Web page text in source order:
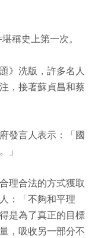
稱史上第一次。
》洗版，許多名人
，接著蘇貞昌和蔡
發言人表示：「國
」
理合法的方式獲取
：「不夠和平理
是為了真正的目標
，吸收另一部分不